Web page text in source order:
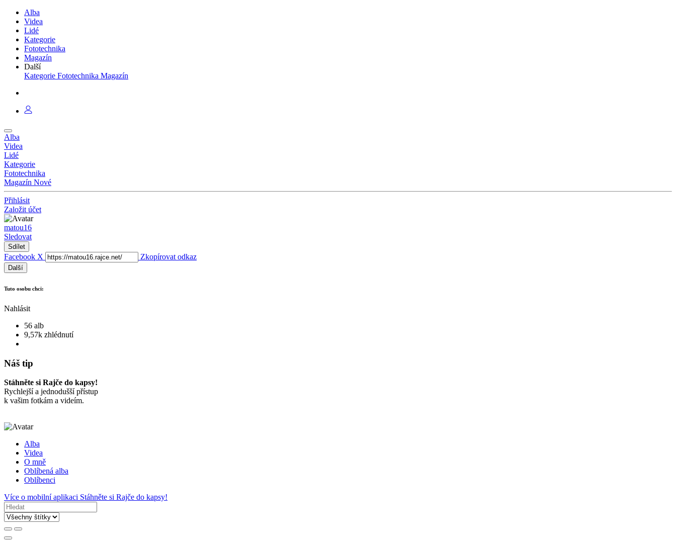
Alba
Videa
Lidé
Kategorie
Fototechnika
Magazín
Další
Kategorie Fototechnika Magazín
Alba
Videa
Lidé
Kategorie
Fototechnika
Magazín Nové
Přihlásit
Založit účet
matou16
Sledovat
Sdílet
Facebook X Zkopírovat odkaz
Další
Tuto osobu chci:
Nahlásit
56 alb
9,57k zhlédnutí
Náš tip
Stáhněte si Rajče do kapsy!
Rychlejší a jednodušší přístup
k vašim fotkám a videím.
Alba
Videa
O mně
Oblíbená alba
Oblíbenci
Více o mobilní aplikaci Stáhněte si Rajče do kapsy!